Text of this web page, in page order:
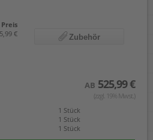
Preis
€ Zubehör
AB 525,99 €
(zzgl. 19% Mwst.)
1 Stück
1 Stück
1 Stück